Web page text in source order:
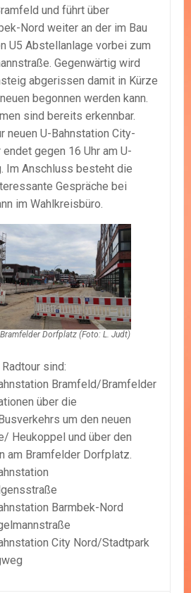
und führt über
Nord weiter an der im Bau
U5 Abstellanlage vorbei zum
Gegenwärtig wird
abgerissen damit in Kürze
begonnen werden kann.
sind bereits erkennbar.
neuen U-Bahnstation City-
gegen 16 Uhr am U-
Im Anschluss besteht die
Gespräche bei
im Wahlkreisbüro.
Dorfplatz (Foto: L. Judt)
sind:
Bramfeld/Bramfelder
über die
um den neuen
Heukoppel und über den
am Bramfelder Dorfplatz.
Barmbek-Nord
City Nord/Stadtpark